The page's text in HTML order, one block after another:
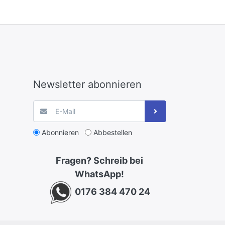
Newsletter abonnieren
Abonnieren Abbestellen
Fragen? Schreib bei
WhatsApp!
0176 384 470 24